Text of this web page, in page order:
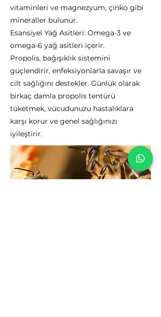
vitaminleri ve magnezyum, çinko gibi
mineraller bulunur.
Esansiyel Yağ Asitleri: Omega-3 ve
omega-6 yağ asitleri içerir.
Propolis, bağışıklık sistemini
güçlendirir, enfeksiyonlarla savaşır ve
cilt sağlığını destekler. Günlük olarak
birkaç damla propolis tentürü
tüketmek, vücudunuzu hastalıklara
karşı korur ve genel sağlığınızı
iyileştirir.